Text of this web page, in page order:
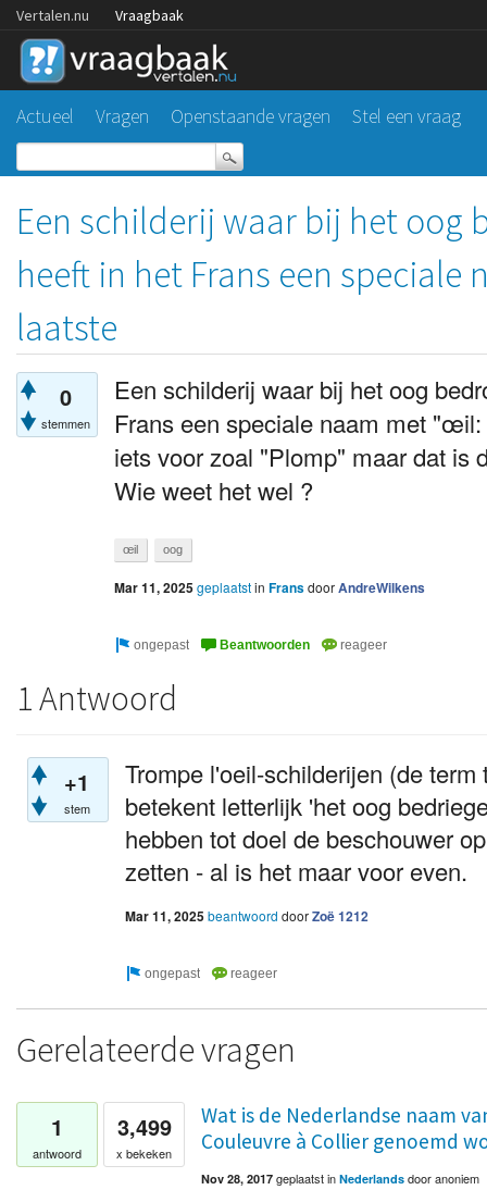
Vertalen.nu Vraagbaak
Actueel Vragen Openstaande vragen Stel een vraag
Een schilderij waar bij het oog
heeft in het Frans een
laatste
0
stemmen
Een schilderij waar bij het oog
Frans een speciale naam met
iets voor zoal "Plomp" maar dat is
Wie weet het wel ?
œil oog
Mar 11, 2025geplaatstin FransdoorAndreWilkens
1 Antwoord
+1
stem
Trompe l'oeil-schilderijen (de
betekent letterlijk 'het oog
hebben tot doel de beschouwer
zetten - al is het maar voor even.
Mar 11, 2025beantwoord doorZoë 1212
Gerelateerde vragen
1
antwoord
3,499
x bekeken
Wat is de Nederlandse naam
Couleuvre à Collier genoemd
Nov 28, 2017 geplaatstin Nederlands dooranoniem